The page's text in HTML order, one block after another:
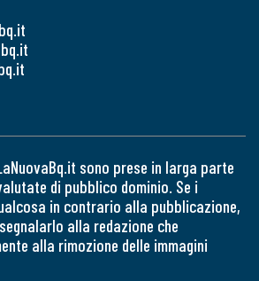
sono prese in larga parte
di pubblico dominio. Se i
in contrario alla pubblicazione,
alla redazione che
alla rimozione delle immagini